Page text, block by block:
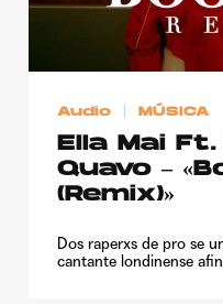
© 2015-2022 UMOMAG.
Audio MÚSICA
Ella Mai
Quavo –
(Remix)»
Dos raperxs de pro se
cantante londinense